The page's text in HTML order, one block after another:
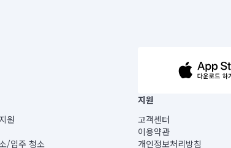
14-5-00019 |
) |
) B동 5층
소
원
/입주 청소
지원
고객센터
이용약관
개인정보처리방침